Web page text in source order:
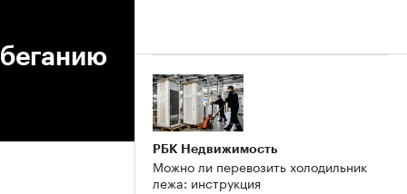
РБК Недвижимость
Можно ли перевозить холодильник
лежа: инструкция